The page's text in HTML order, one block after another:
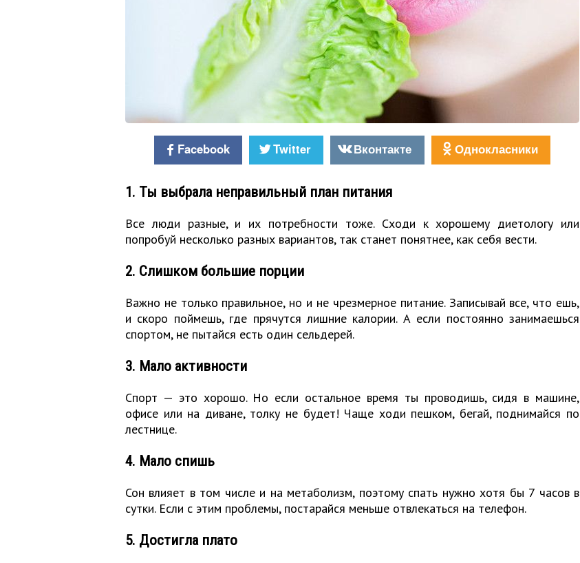
Facebook Twitter Вконтакте Однокласники
1. Ты выбрала неправильный план питания
Все люди разные, и их потребности тоже. Сходи к хорошему диетологу или
попробуй несколько разных вариантов, так станет понятнее, как себя вести.
2. Слишком большие порции
Важно не только правильное, но и не чрезмерное питание. Записывай все, что ешь,
и скоро поймешь, где прячутся лишние калории. А если постоянно занимаешься
спортом, не пытайся есть один сельдерей.
3. Мало активности
Спорт — это хорошо. Но если остальное время ты проводишь, сидя в машине,
офисе или на диване, толку не будет! Чаще ходи пешком, бегай, поднимайся по
лестнице.
4. Мало спишь
Сон влияет в том числе и на метаболизм, поэтому спать нужно хотя бы 7 часов в
сутки. Если с этим проблемы, постарайся меньше отвлекаться на телефон.
5. Достигла плато